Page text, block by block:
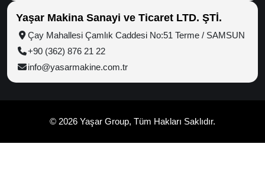
Yaşar Makina Sanayi ve Ticaret LTD. ŞTİ.
Çay Mahallesi Çamlık Caddesi No:51 Terme / SAMSUN
+90 (362) 876 21 22
info@yasarmakine.com.tr
© 2026 Yaşar Group, Tüm Hakları Saklıdır.